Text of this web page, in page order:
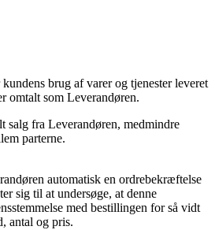
brug af varer og tjenester leveret
omtalt som Leverandøren.
salg fra Leverandøren, medmindre
parterne.
automatisk en ordrebekræftelse
sig til at undersøge, at denne
med bestillingen for så vidt
antal og pris.